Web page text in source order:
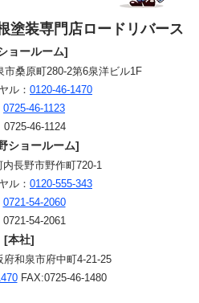
塗装専門店ロードリバース
ョールーム]
市桑原町280-2第6泉洋ビル1F
ル： 0120-46-1470
0725-46-1123
0725-46-1124
ショールーム]
長野市野作町720-1
ル： 0120-555-343
0721-54-2060
0721-54-2061
[本社]
府和泉市府中町4-21-25
FAX:0725-46-1480